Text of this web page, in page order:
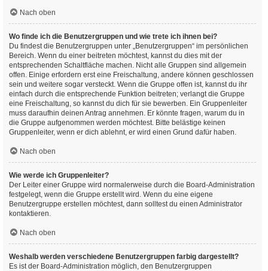
Nach oben
Wo finde ich die Benutzergruppen und wie trete ich ihnen bei?
Du findest die Benutzergruppen unter „Benutzergruppen“ im persönlichen
Bereich. Wenn du einer beitreten möchtest, kannst du dies mit der
entsprechenden Schaltfläche machen. Nicht alle Gruppen sind allgemein
offen. Einige erfordern erst eine Freischaltung, andere können geschlossen
sein und weitere sogar versteckt. Wenn die Gruppe offen ist, kannst du ihr
einfach durch die entsprechende Funktion beitreten; verlangt die Gruppe
eine Freischaltung, so kannst du dich für sie bewerben. Ein Gruppenleiter
muss daraufhin deinen Antrag annehmen. Er könnte fragen, warum du in
die Gruppe aufgenommen werden möchtest. Bitte belästige keinen
Gruppenleiter, wenn er dich ablehnt, er wird einen Grund dafür haben.
Nach oben
Wie werde ich Gruppenleiter?
Der Leiter einer Gruppe wird normalerweise durch die Board-Administration
festgelegt, wenn die Gruppe erstellt wird. Wenn du eine eigene
Benutzergruppe erstellen möchtest, dann solltest du einen Administrator
kontaktieren.
Nach oben
Weshalb werden verschiedene Benutzergruppen farbig dargestellt?
Es ist der Board-Administration möglich, den Benutzergruppen